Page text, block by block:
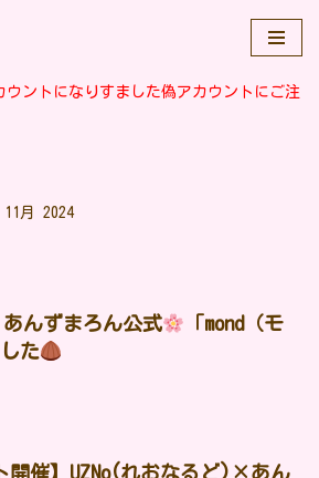
ウントになりすました偽アカウントにご注
月 2024
あんずまろん公式
「mond（モ
た
ト開催】UZNo(れおなるど)×あん